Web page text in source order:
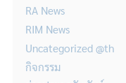
RA News
RIM News
Uncategorized @th
กิจกรรม